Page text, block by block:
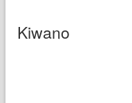
Kiwano